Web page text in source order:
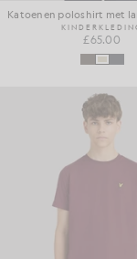
£65.00